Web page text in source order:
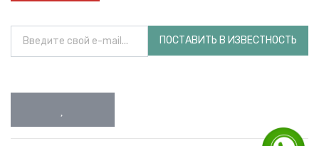
ПОСТАВИТЬ В ИЗВЕСТНОСТЬ